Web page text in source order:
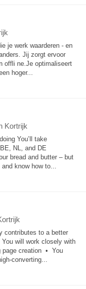
je werk waarderen - en
Jij zorgt ervoor
offli ne.Je optimaliseert
hoger...
Kortrijk
You’ll take
NL, and DE
bread and butter – but
know how to...
contributes to a better
will work closely with
creation • You
converting...